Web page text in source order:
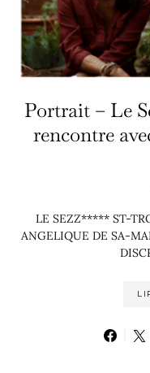
Portrait – Le
rencontre
LE SEZZ***** ST-
ANGELIQUE DE SA-